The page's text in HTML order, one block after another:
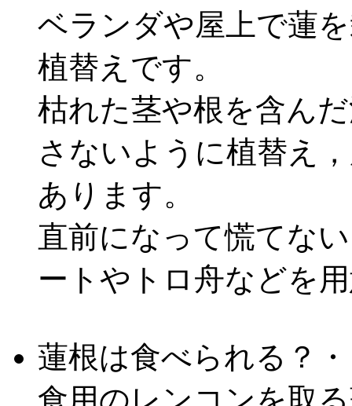
ベランダや屋上で蓮
植替えです。
枯れた茎や根を含ん
さないように植替え
あります。
直前になって慌てな
ートやトロ舟などを
蓮根は食べられる？